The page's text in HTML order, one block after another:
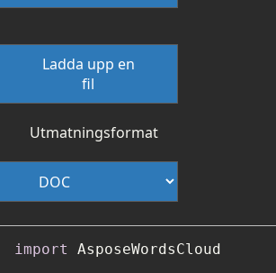
Ladda upp en
fil
Utmatningsformat
import
AsposeWordsCloud